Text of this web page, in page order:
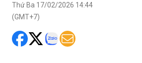
Thứ Ba 17/02/2026 14:44
(GMT+7)